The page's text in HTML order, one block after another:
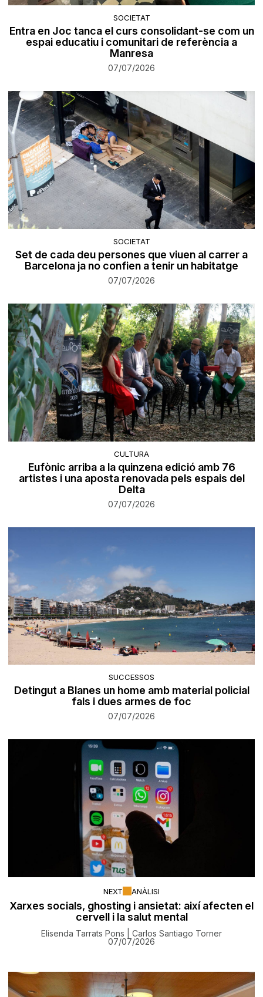
SOCIETAT
Entra en Joc tanca el curs consolidant-se com un
espai educatiu i comunitari de referència a
Manresa
07/07/2026
SOCIETAT
Set de cada deu persones que viuen al carrer a
Barcelona ja no confien a tenir un habitatge
07/07/2026
CULTURA
Eufònic arriba a la quinzena edició amb 76
artistes i una aposta renovada pels espais del
Delta
07/07/2026
SUCCESSOS
Detingut a Blanes un home amb material policial
fals i dues armes de foc
07/07/2026
NEXT ANÀLISI
Xarxes socials, ghosting i ansietat: així afecten el
cervell i la salut mental
Elisenda Tarrats Pons | Carlos Santiago Torner
07/07/2026